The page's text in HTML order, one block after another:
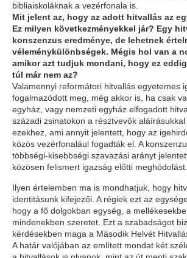
bibliaiskoláknak a vezérfonala is.
Mit jelent az, hogy az adott hitvallás az
Ez milyen következményekkel jár? Egy
konszenzus eredménye, de lehetnek
véleménykülönbségek. Mégis hol van a
amikor azt tudjuk mondani, hogy ez
túl már nem az?
Valamennyi reformátori hitvallás egyetemes
fogalmazódott meg, még akkor is, ha csak
egyház, vagy nemzeti egyház elfogadott
századi zsinatokon a résztvevők
ezekhez, ami annyit jelentett, hogy az
közös vezérfonalául fogadták el. A
többségi-kisebbségi szavazási arányt
közösen felismert igazság előtti meghódolást.
Ilyen értelemben ma is mondhatjuk, hogy
identitásunk kifejezői. A régiek ezt az
hogy a fő dolgokban egység, a
mindenekben szeretet. Ezt a szabadságot
kérdésekben maga a Második Helvét
A határ valójában az említett mondat két